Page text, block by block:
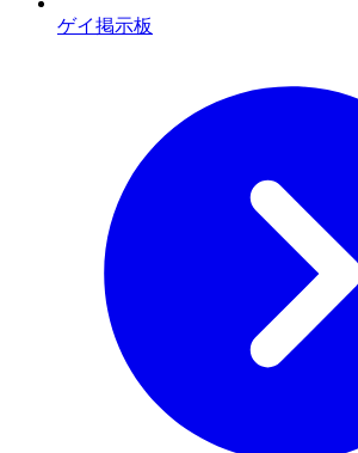
ゲイ掲示板